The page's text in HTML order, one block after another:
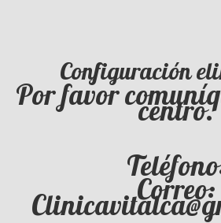
Configuración
Por favor
centro.
Correo: